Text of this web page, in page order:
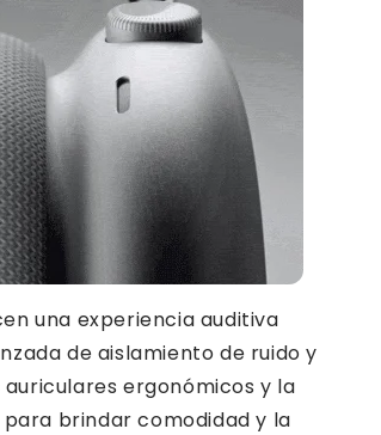
una experiencia auditiva
de aislamiento de ruido y
ergonómicos y la
brindar comodidad y la